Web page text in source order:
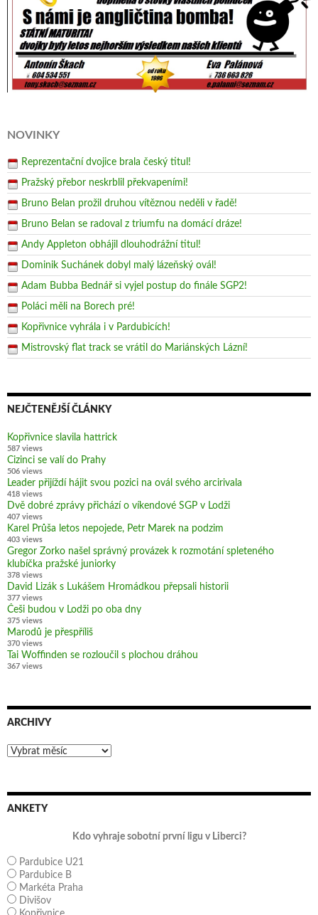
NOVINKY
Reprezentační dvojice brala český titul!
Pražský přebor neskrblil překvapeními!
Bruno Belan prožil druhou vítěznou neděli v řadě!
Bruno Belan se radoval z triumfu na domácí dráze!
Andy Appleton obhájil dlouhodrážní titul!
Dominik Suchánek dobyl malý lázeňský ovál!
Adam Bubba Bednář si vyjel postup do finále SGP2!
Poláci měli na Borech pré!
Kopřivnice vyhrála i v Pardubicích!
Mistrovský flat track se vrátil do Mariánských Lázní!
NEJČTENĚJŠÍ ČLÁNKY
Kopřivnice slavila hattrick
587 views
Cizinci se valí do Prahy
506 views
Leader přijíždí hájit svou pozici na ovál svého arcirivala
418 views
Dvě dobré zprávy přichází o víkendové SGP v Lodži
407 views
Karel Průša letos nepojede, Petr Marek na podzim
403 views
Gregor Zorko našel správný provázek k rozmotání spleteného
klubíčka pražské juniorky
378 views
David Lizák s Lukášem Hromádkou přepsali historii
377 views
Češi budou v Lodži po oba dny
375 views
Marodů je přespříliš
370 views
Tai Woffinden se rozloučil s plochou dráhou
367 views
ARCHIVY
Archivy
ANKETY
Kdo vyhraje sobotní první ligu v Liberci?
Pardubice U21
Pardubice B
Markéta Praha
Divišov